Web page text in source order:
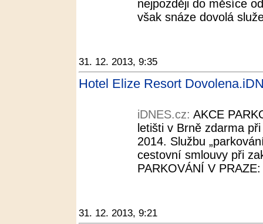
nejpozději do měsíce
však snáze dovolá
31. 12. 2013, 9:35
Hotel Elize Resort
iDNES.cz: AKCE
letišti v Brně zdarma
2014. Službu
cestovní smlouvy při
PARKOVÁNÍ V
31. 12. 2013, 9:21